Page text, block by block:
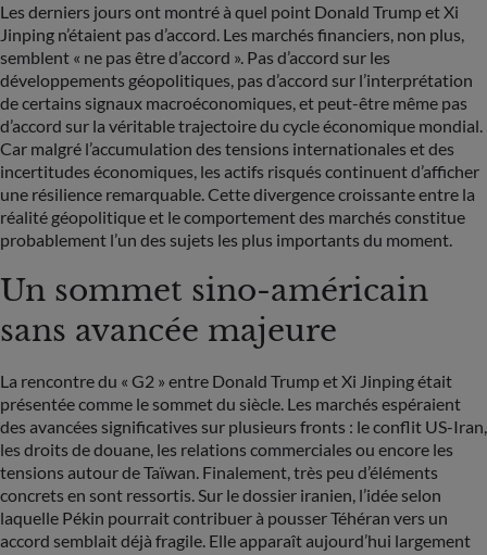
Les derniers jours ont montré à quel point Donald Trump et Xi
Jinping n’étaient pas d’accord. Les marchés financiers, non plus,
semblent « ne pas être d’accord ». Pas d’accord sur les
développements géopolitiques, pas d’accord sur l’interprétation
de certains signaux macroéconomiques, et peut-être même pas
d’accord sur la véritable trajectoire du cycle économique mondial.
Car malgré l’accumulation des tensions internationales et des
incertitudes économiques, les actifs risqués continuent d’afficher
une résilience remarquable. Cette divergence croissante entre la
réalité géopolitique et le comportement des marchés constitue
probablement l’un des sujets les plus importants du moment.
Un sommet sino-américain
sans avancée majeure
La rencontre du « G2 » entre Donald Trump et Xi Jinping était
présentée comme le sommet du siècle. Les marchés espéraient
des avancées significatives sur plusieurs fronts : le conflit US-Iran,
les droits de douane, les relations commerciales ou encore les
tensions autour de Taïwan. Finalement, très peu d’éléments
concrets en sont ressortis. Sur le dossier iranien, l’idée selon
laquelle Pékin pourrait contribuer à pousser Téhéran vers un
accord semblait déjà fragile. Elle apparaît aujourd’hui largement